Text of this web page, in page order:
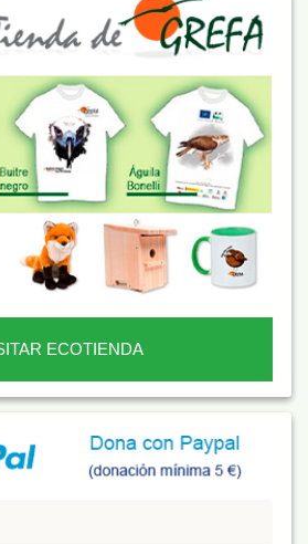
ECOTIENDA